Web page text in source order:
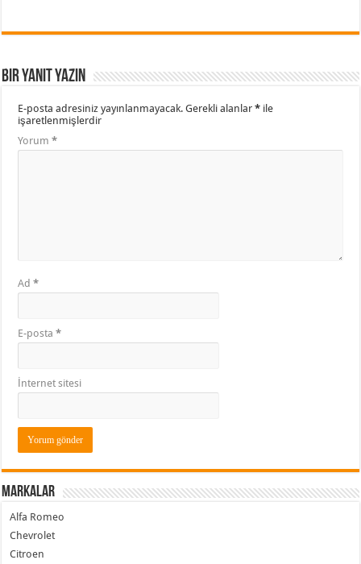
Bir yanıt yazın
E-posta adresiniz yayınlanmayacak. Gerekli alanlar* ile
işaretlenmişlerdir
Yorum*
Ad*
E-posta*
İnternet sitesi
Markalar
Alfa Romeo
Chevrolet
Citroen